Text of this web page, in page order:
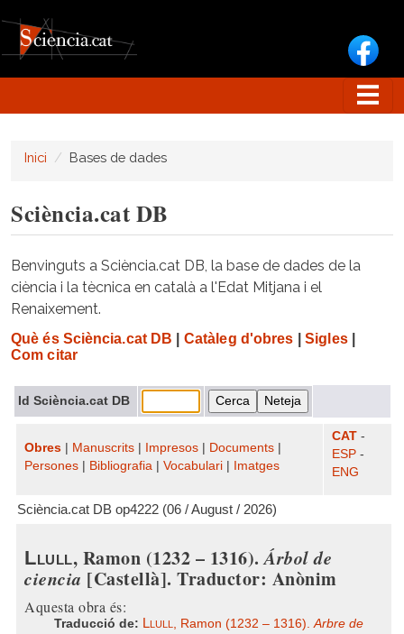
Inici Bases de dades
Sciència.cat DB
Benvinguts a Sciència.cat DB, la base de dades de la
ciència i la tècnica en català a l'Edat Mitjana i el
Renaixement.
Què és Sciència.cat DB Catàleg d'obres Sigles|
Com citar
Id Sciència.cat DB
Obres Manuscrits Impresos Documents
Persones
Bibliografia Vocabulari Imatges
CAT -
ESP -
ENG
Sciència.cat DB op4222 (06 / August / 2026)
Llull, Ramon (1232 – 1316).Árbol de
ciencia [Castellà]. Traductor: Anònim
Aquesta obra és:
Traducció de: Llull , Ramon (1232 – 1316).Arbre de